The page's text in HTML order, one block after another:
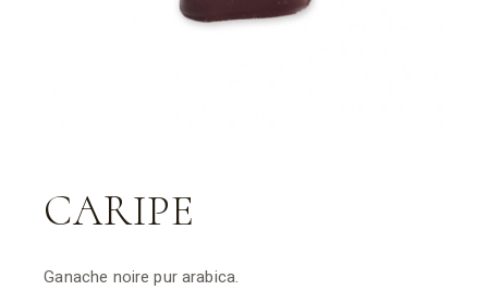
CARIPE
Ganache noire pur arabica.